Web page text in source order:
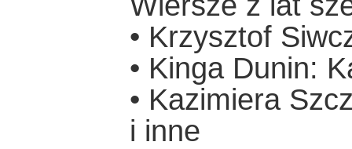
• Krzysztof
• Kinga Dunin:
• Kazimiera
i inne